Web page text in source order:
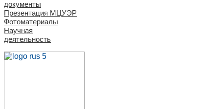
документы
Презентация МЦУЭР
Фотоматериалы
Научная
деятельность